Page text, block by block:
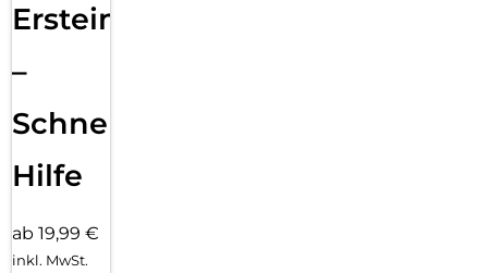
Ersteinrichtung
–
Schnelle
Hilfe
ab 19,99 €
inkl. MwSt.